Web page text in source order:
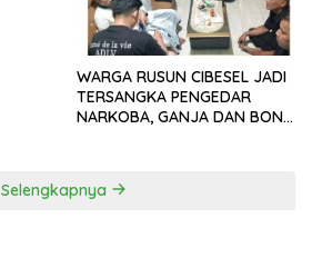
WARGA RUSUN CIBESEL JADI
TERSANGKA PENGEDAR
NARKOBA, GANJA DAN BONG
Selengkapnya